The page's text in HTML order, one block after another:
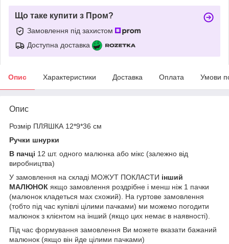
Що таке купити з Пром?
Замовлення під захистом
Доступна доставка
Опис Характеристики Доставка Оплата Умови
Опис
Розмір ПЛЯШКА 12*9*36 см
Ручки шнурки
В пачці 12 шт. одного малюнка або мікс (залежно від
виробництва)
У замовлення на складі МОЖУТ ПОКЛАСТИ інший
МАЛЮНОК якщо замовлення роздрібне і менш ніж 1 пачки
(малюнок кладеться мах схожий). На гуртове замовлення
(тобто під час купівлі цілими пачками) ми можемо погодити
малюнок з клієнтом на інший (якщо цих немає в наявності).
Під час формування замовлення Ви можете вказати бажаний
малюнок (якщо він йде цілими пачками)